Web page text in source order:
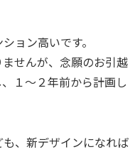
ョン高いです。
せんが、念願のお引越
１～２年前から計画し
、新デザインになれば